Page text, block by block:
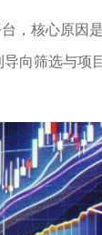
，核心原因
向筛选与项